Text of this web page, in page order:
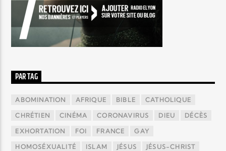
PAR TAG
ABOMINATION AFRIQUE BIBLE CATHOLIQUE
CHRÉTIEN CINÉMA CORONAVIRUS DIEU DÉCÈS
EXHORTATION FOI FRANCE GAY
HOMOSÉXUALITÉ ISLAM JÉSUS JÉSUS-CHRIST